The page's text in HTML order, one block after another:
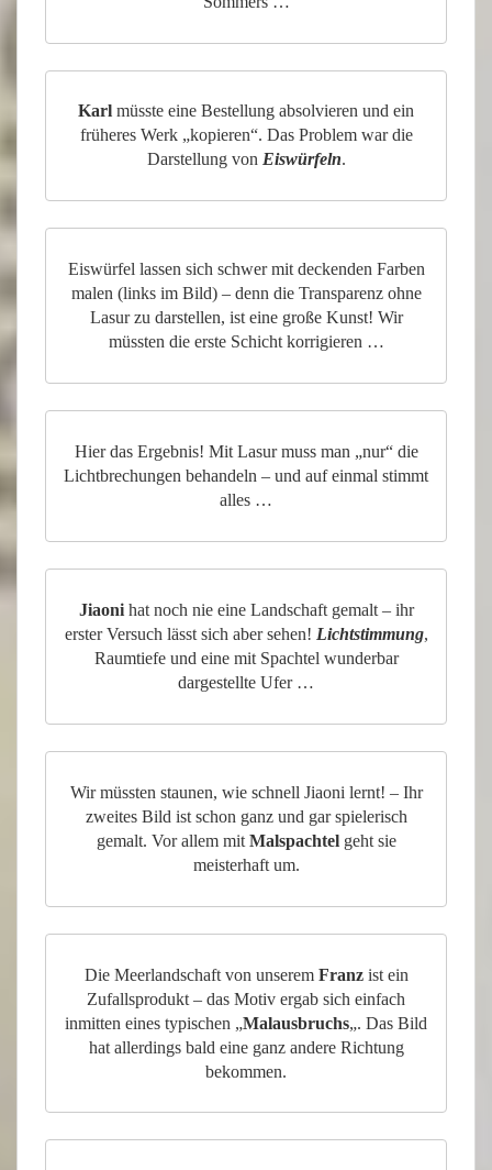
Karl müsste eine Bestellung absolvieren und ein
früheres Werk „kopieren“. Das Problem war die
Darstellung von Eiswürfeln.
Eiswürfel lassen sich schwer mit deckenden Farben
malen (links im Bild) – denn die Transparenz ohne
Lasur zu darstellen, ist eine große Kunst! Wir
müssten die erste Schicht korrigieren …
Hier das Ergebnis! Mit Lasur muss man „nur“ die
Lichtbrechungen behandeln – und auf einmal stimmt
alles …
Jiaonihat noch nie eine Landschaft gemalt – ihr
erster Versuch lässt sich aber sehen! Lichtstimmung,
Raumtiefe und eine mit Spachtel wunderbar
dargestellte Ufer …
Wir müssten staunen, wie schnell Jiaoni lernt! – Ihr
zweites Bild ist schon ganz und gar spielerisch
gemalt. Vor allem mit Malspachtelgeht sie
meisterhaft um.
Die Meerlandschaft von unserem Franzist ein
Zufallsprodukt – das Motiv ergab sich einfach
inmitten eines typischen „Malausbruchs„. Das Bild
hat allerdings bald eine ganz andere Richtung
bekommen.